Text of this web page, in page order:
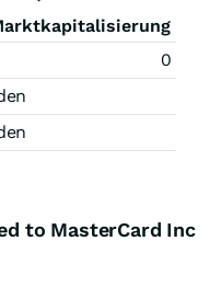
0
to MasterCard Inc